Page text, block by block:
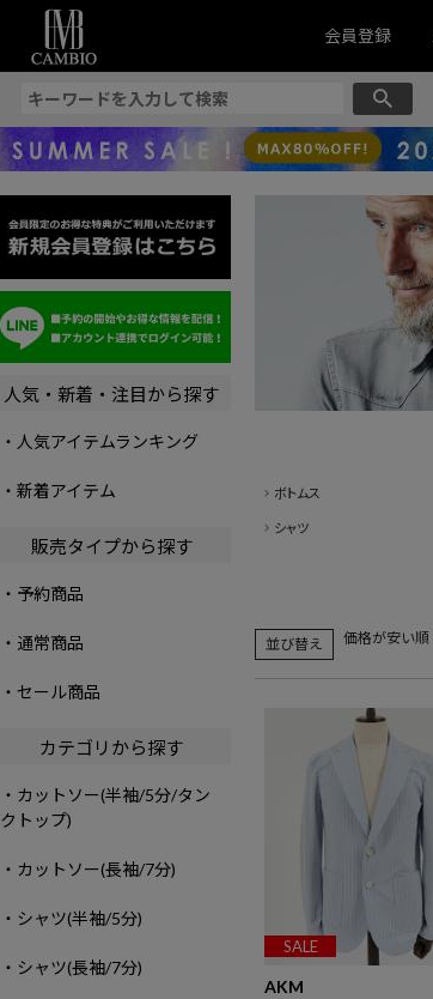
会員登録
ボトムス
シャツ
並び替え 価格が安い順
SALE
AKM
人気・新着・注目から探す
・人気アイテムランキング
・新着アイテム
販売タイプから探す
・予約商品
・通常商品
・セール商品
カテゴリから探す
・カットソー(半袖/5分/タン
クトップ)
・カットソー(長袖/7分)
・シャツ(半袖/5分)
・シャツ(長袖/7分)